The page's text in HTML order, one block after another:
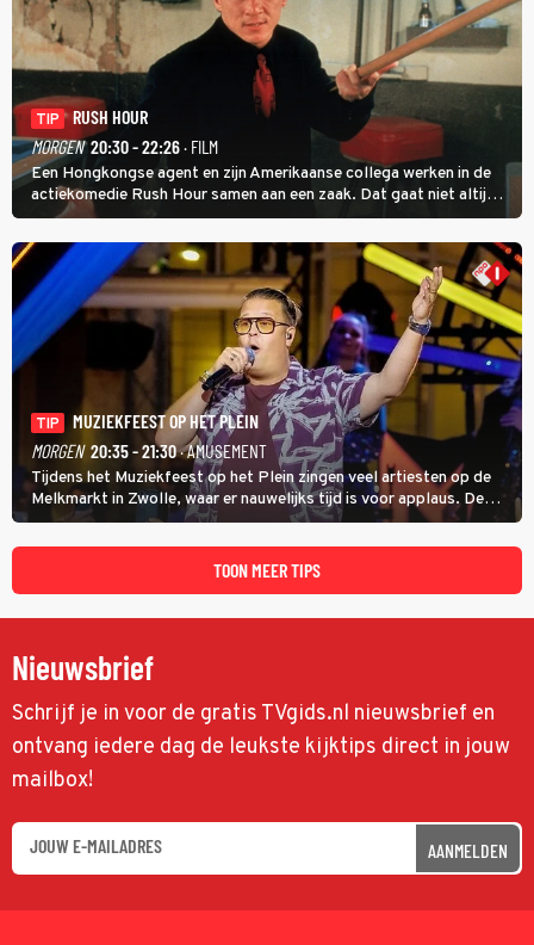
TIP
RUSH HOUR
MORGEN 20:30 - 22:26· FILM
Een Hongkongse agent en zijn Amerikaanse collega werken in de
actiekomedie Rush Hour samen aan een zaak. Dat gaat niet altijd
van een leien dakje.
TIP
MUZIEKFEEST OP HET PLEIN
MORGEN 20:35 - 21:30· AMUSEMENT
Tijdens het Muziekfeest op het Plein zingen veel artiesten op de
Melkmarkt in Zwolle, waar er nauwelijks tijd is voor applaus. De
grootste namen zijn André Hazes, Jannes, René Froger en
natuurlijk Rutger van Barneveld met zijn hit Zwoele Zomernachten.
TOON MEER TIPS
Nieuwsbrief
Schrijf je in voor de gratis TVgids.nl nieuwsbrief en
ontvang iedere dag de leukste kijktips direct in jouw
mailbox!
AANMELDEN